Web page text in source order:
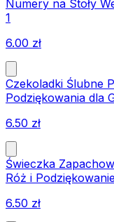
Numery na Stoły
1
6.00 zł
Czekoladki Ślubne
Podziękowania dla
6.50 zł
Świeczka
Róż i
6.50 zł